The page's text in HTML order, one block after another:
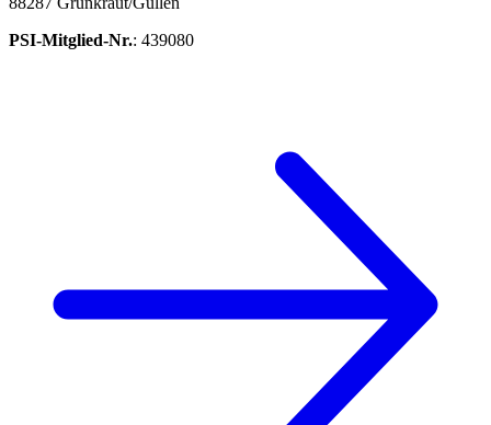
PSI-Mitglied-Nr.: 439080